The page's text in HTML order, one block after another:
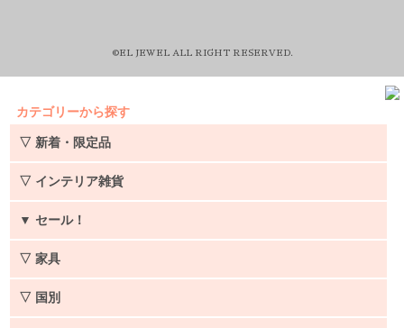
©EL JEWEL ALL RIGHT RESERVED.
カテゴリーから探す
▽ 新着・限定品
▽ インテリア雑貨
▼ セール！
▽ 家具
▽ 国別